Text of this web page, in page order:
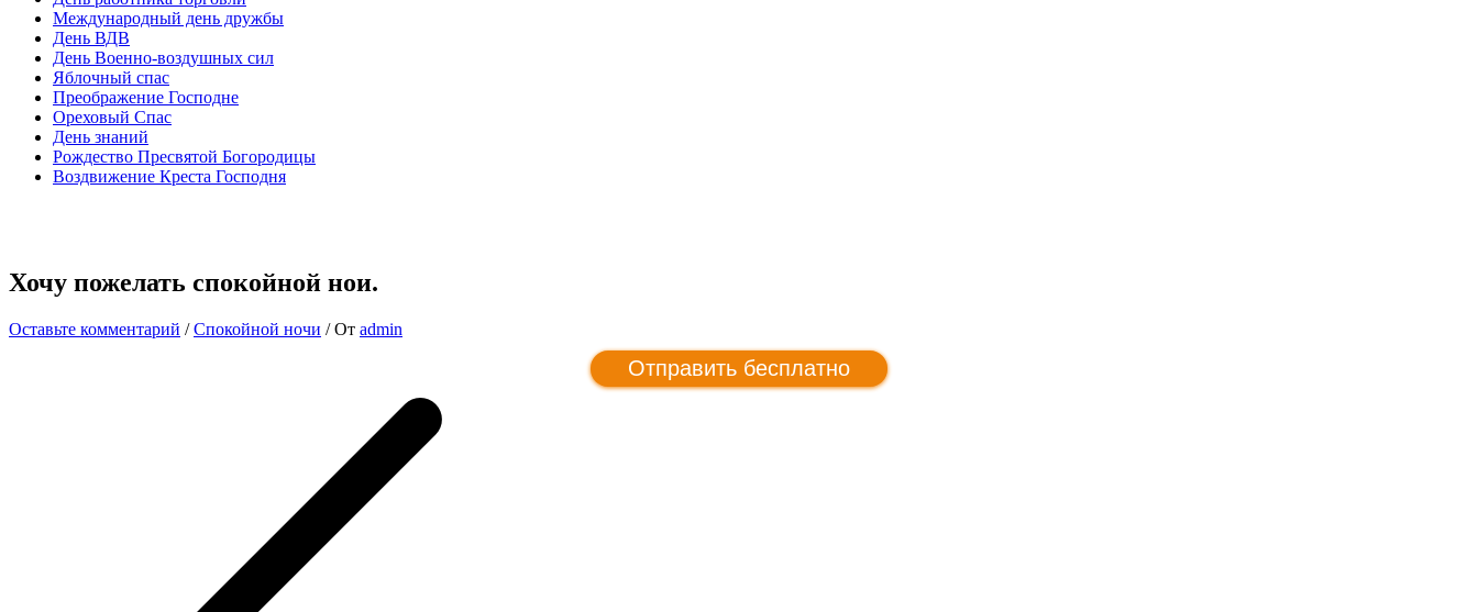
Международный день дружбы
День ВДВ
День Военно-воздушных сил
Яблочный спас
Преображение Господне
Ореховый Спас
День знаний
Рождество Пресвятой Богородицы
Воздвижение Креста Господня
Хочу пожелать спокойной нои.
Оставьте комментарий /Спокойной ночи / От admin
Отправить бесплатно